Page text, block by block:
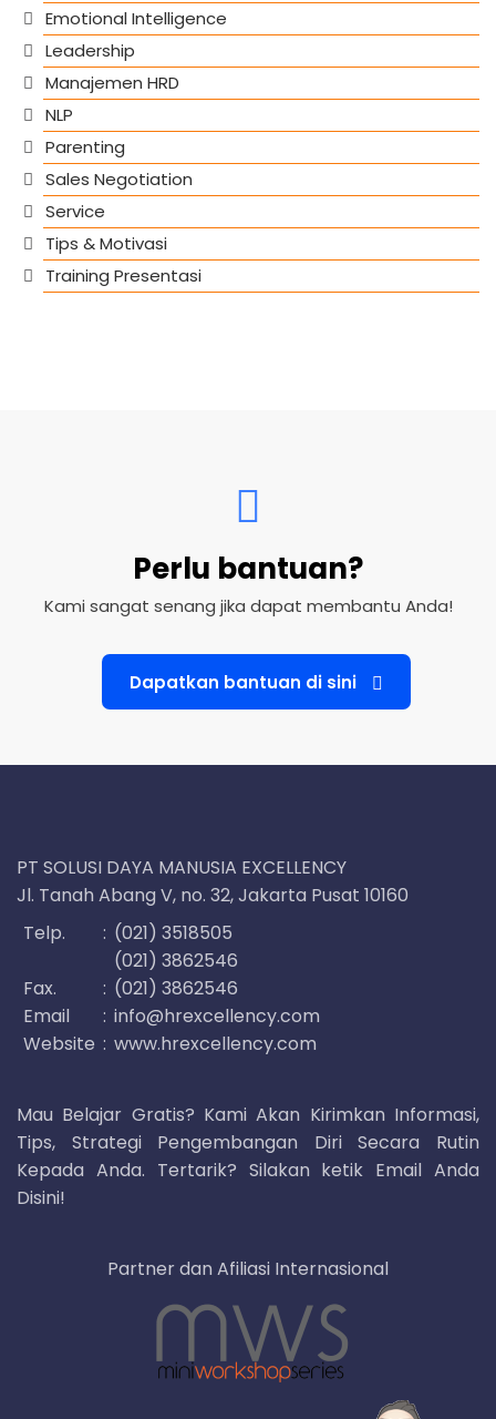
Emotional Intelligence
Leadership
Manajemen HRD
NLP
Parenting
Sales Negotiation
Service
Tips & Motivasi
Training Presentasi
Perlu bantuan?
Kami sangat senang jika dapat membantu Anda!
Dapatkan bantuan di sini
PT SOLUSI DAYA MANUSIA EXCELLENCY
Jl. Tanah Abang V, no. 32, Jakarta Pusat 10160
Telp.
: (021) 3518505
(021) 3862546
Fax.
: (021) 3862546
Email
: info@hrexcellency.com
Website : www.hrexcellency.com
Mau Belajar Gratis? Kami Akan Kirimkan Informasi,
Tips, Strategi Pengembangan Diri Secara Rutin
Kepada Anda. Tertarik? Silakan ketik Email Anda
Disini!
Partner dan Afiliasi Internasional